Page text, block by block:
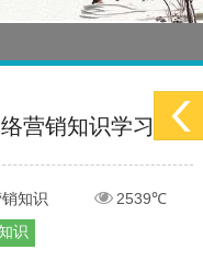
更多 >
营销知识学习）
知识
2539℃
识